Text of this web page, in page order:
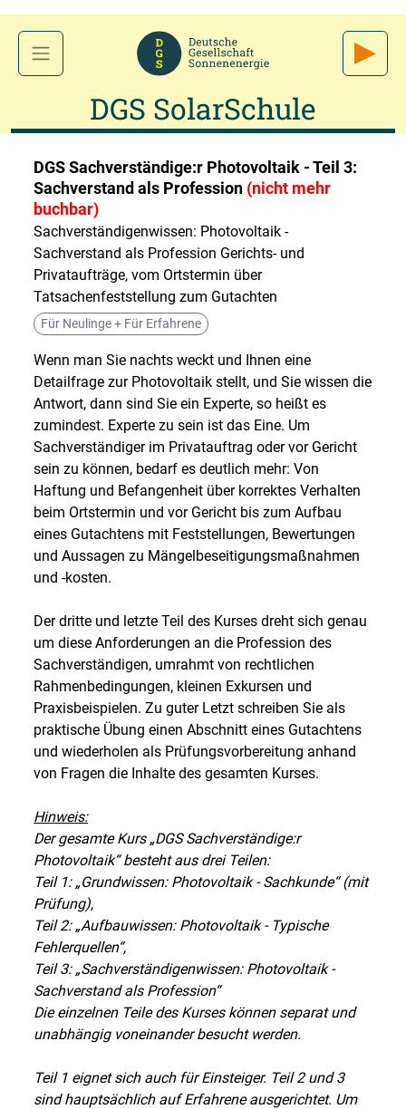
DGS SolarSchule
DGS Sachverständige:r Photovoltaik - Teil 3:
Sachverstand als Profession (nicht mehr
buchbar)
Sachverständigenwissen: Photovoltaik -
Sachverstand als Profession Gerichts- und
Privataufträge, vom Ortstermin über
Tatsachenfeststellung zum Gutachten
Für Neulinge + Für Erfahrene
Wenn man Sie nachts weckt und Ihnen eine
Detailfrage zur Photovoltaik stellt, und Sie wissen die
Antwort, dann sind Sie ein Experte, so heißt es
zumindest. Experte zu sein ist das Eine. Um
Sachverständiger im Privatauftrag oder vor Gericht
sein zu können, bedarf es deutlich mehr: Von
Haftung und Befangenheit über korrektes Verhalten
beim Ortstermin und vor Gericht bis zum Aufbau
eines Gutachtens mit Feststellungen, Bewertungen
und Aussagen zu Mängelbeseitigungsmaßnahmen
und -kosten.
Der dritte und letzte Teil des Kurses dreht sich genau
um diese Anforderungen an die Profession des
Sachverständigen, umrahmt von rechtlichen
Rahmenbedingungen, kleinen Exkursen und
Praxisbeispielen. Zu guter Letzt schreiben Sie als
praktische Übung einen Abschnitt eines Gutachtens
und wiederholen als Prüfungsvorbereitung anhand
von Fragen die Inhalte des gesamten Kurses.
Hinweis:
Der gesamte Kurs „DGS Sachverständige:r
Photovoltaik“ besteht aus drei Teilen:
Teil 1: „Grundwissen: Photovoltaik - Sachkunde“ (mit
Prüfung),
Teil 2: „Aufbauwissen: Photovoltaik - Typische
Fehlerquellen“,
Teil 3: „Sachverständigenwissen: Photovoltaik -
Sachverstand als Profession“
Die einzelnen Teile des Kurses können separat und
unabhängig voneinander besucht werden.
Teil 1 eignet sich auch für Einsteiger. Teil 2 und 3
sind hauptsächlich auf Erfahrene ausgerichtet. Um